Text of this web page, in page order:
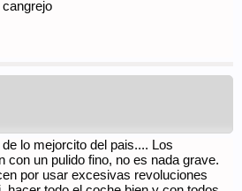
lo mejorcito del pais.... Los
con un pulido fino, no es nada grave.
por usar excesivas revoluciones